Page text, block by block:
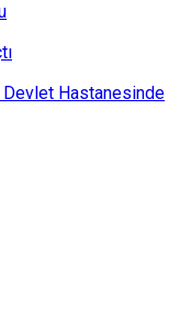
Devlet Hastanesinde